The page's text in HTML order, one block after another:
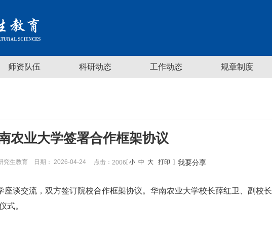
师资队伍 科研动态 工作动态 规章制度
农业大学签署合作框架协议
究生教育日期： 2026-04-24点击： 2006 [ 小 中 大 打印 ] 我要分享
谈交流，双方签订院校合作框架协议。华南农业大学校长薛红卫、副校长
式。